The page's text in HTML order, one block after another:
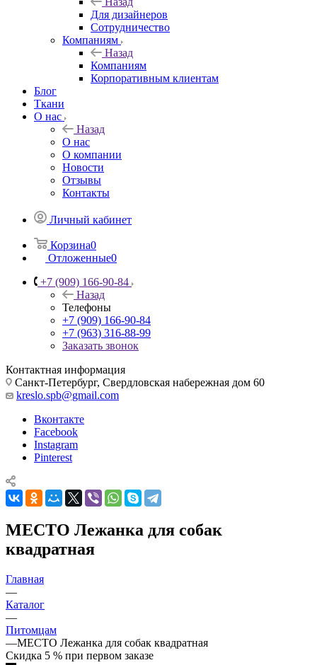
Для дизайнеров
Сотрудничество
Компаниям
Назад
Компаниям
Корпоративным клиентам
Блог
Ткани
О нас
Назад
О нас
О компании
Новости
Отзывы
Контакты
Личный кабинет
Корзина0
Отложенные0
+7 (909) 166-90-84
Назад
Телефоны
+7 (909) 166-90-84
+7 (963) 316-88-99
Заказать звонок
Контактная информация
Санкт-Петербург, Свердловская набережная дом 60
kreslo.spb@gmail.com
Вконтакте
Facebook
Instagram
Pinterest
МЕСТО Лежанка для собак
квадратная
Главная
—
Каталог
—
Питомцам
—МЕСТО Лежанка для собак квадратная
Скидка 5 % при первом заказе